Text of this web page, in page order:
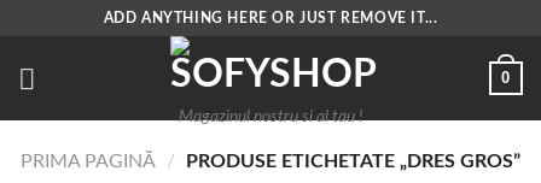
content
ADD ANYTHING HERE OR JUST REMOVE IT...
Magazinul nostru si al tau !
0
PRIMA PAGINĂ / PRODUSE ETICHETATE „DRES GROS”